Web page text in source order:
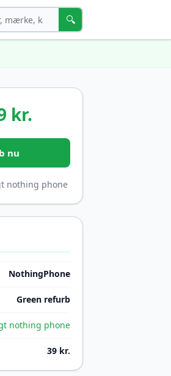
🔍
kr.
nu
nothing phone
NothingPhone
Green refurb
nothing phone
39 kr.